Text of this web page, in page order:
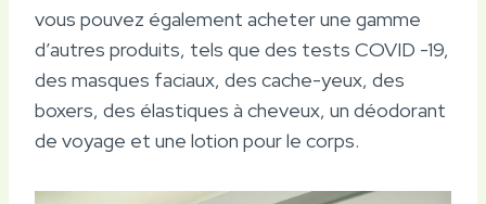
vous pouvez également acheter une gamme
d’autres produits, tels que des tests COVID -19,
des masques faciaux, des cache-yeux, des
boxers, des élastiques à cheveux, un déodorant
de voyage et une lotion pour le corps.